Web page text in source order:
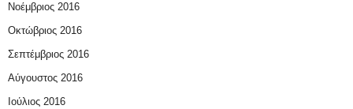
Νοέμβριος 2016
Οκτώβριος 2016
Σεπτέμβριος 2016
Αύγουστος 2016
Ιούλιος 2016